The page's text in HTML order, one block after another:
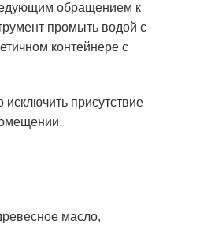
обращением к
промыть водой с
контейнере с
присутствие
масло,